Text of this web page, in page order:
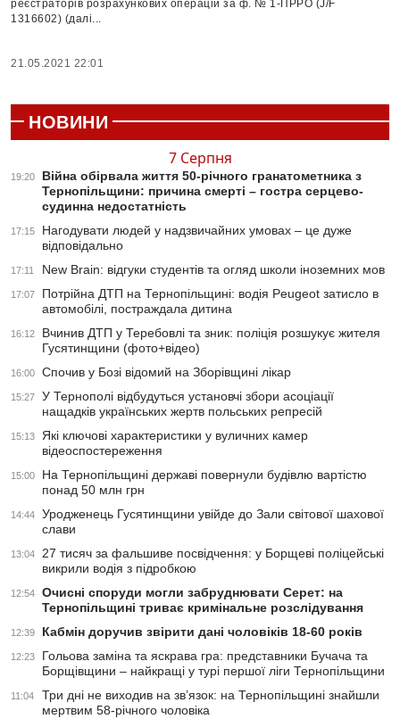
реєстраторів розрахункових операцій за ф. № 1-ПРРО (J/F
1316602) (далі...
21.05.2021 22:01
НОВИНИ
7 Серпня
19:20
Війна обірвала життя 50-річного гранатометника з
Тернопільщини: причина смерті – гостра серцево-
судинна недостатність
17:15
Нагодувати людей у надзвичайних умовах – це дуже
відповідально
17:11 New Brain: відгуки студентів та огляд школи іноземних мов
17:07
Потрійна ДТП на Тернопільщині: водія Peugeot затисло в
автомобілі, постраждала дитина
16:12
Вчинив ДТП у Теребовлі та зник: поліція розшукує жителя
Гусятинщини (фото+відео)
16:00 Спочив у Бозі відомий на Зборівщині лікар
15:27
У Тернополі відбудуться установчі збори асоціації
нащадків українських жертв польських репресій
15:13
Які ключові характеристики у вуличних камер
відеоспостереження
15:00
На Тернопільщині державі повернули будівлю вартістю
понад 50 млн грн
14:44
Уродженець Гусятинщини увійде до Зали світової шахової
слави
13:04
27 тисяч за фальшиве посвідчення: у Борщеві поліцейські
викрили водія з підробкою
12:54
Очисні споруди могли забруднювати Серет: на
Тернопільщині триває кримінальне розслідування
12:39 Кабмін доручив звірити дані чоловіків 18-60 років
12:23
Гольова заміна та яскрава гра: представники Бучача та
Борщівщини – найкращі у турі першої ліги Тернопільщини
11:04
Три дні не виходив на зв’язок: на Тернопільщині знайшли
мертвим 58-річного чоловіка